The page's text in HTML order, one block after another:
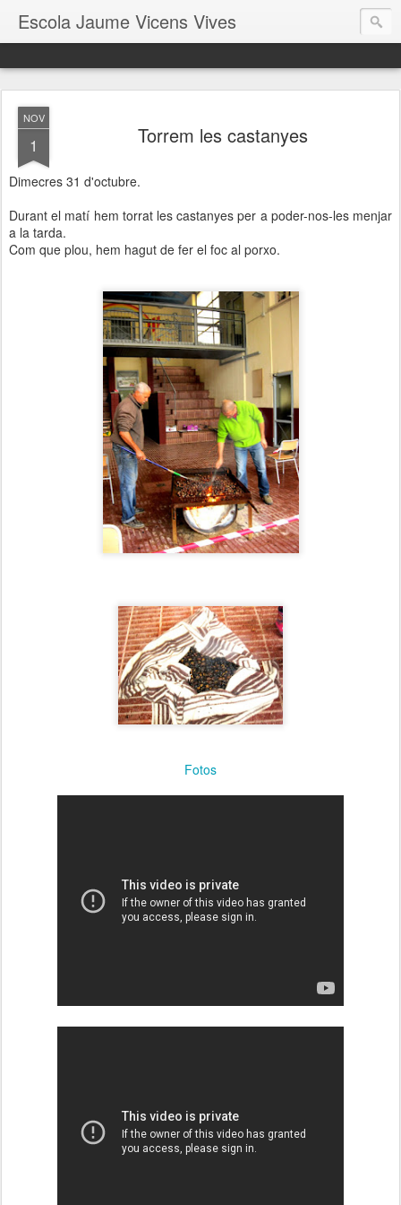
Escola Jaume Vicens Vives
NOV
1 Torrem les castanyes
Dimecres 31 d'octubre.
Durant el matí hem torrat les castanyes per a poder-nos-les menjar
a la tarda.
Com que plou, hem hagut de fer el foc al porxo.
Fotos